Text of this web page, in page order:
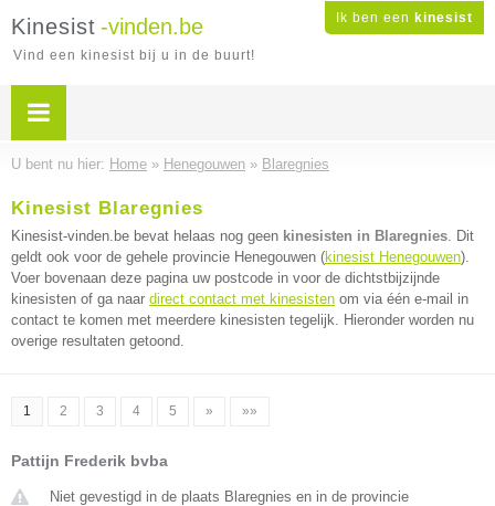
Ik ben een kinesist
Kinesist -vinden.be
Vind een kinesist bij u in de buurt!
U bent nu hier: Home » Henegouwen » Blaregnies
Kinesist Blaregnies
Kinesist-vinden.be bevat helaas nog geen kinesisten in Blaregnies. Dit
geldt ook voor de gehele provincie Henegouwen (kinesist Henegouwen).
Voer bovenaan deze pagina uw postcode in voor de dichtstbijzijnde
kinesisten of ga naar direct contact met kinesisten om via één e-mail in
contact te komen met meerdere kinesisten tegelijk. Hieronder worden nu
overige resultaten getoond.
1 2 3 4 5 » »»
Pattijn Frederik bvba
Niet gevestigd in de plaats Blaregnies en in de provincie